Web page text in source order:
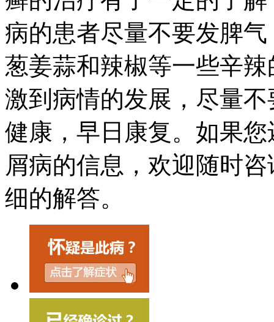
病的患者尽量不要发脾
葱姜蒜和辣椒等一些辛
激到病情的发展，尽量
健康，早日康复。如果
屑病的信息，欢迎随时
细的解答。